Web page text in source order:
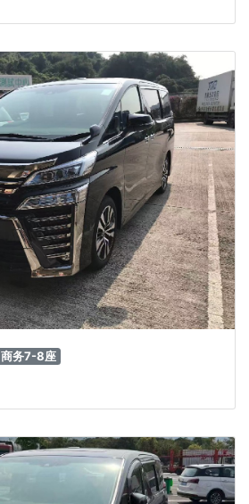
商务7-8座